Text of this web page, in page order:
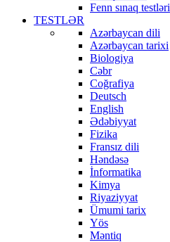
Fenn sınaq testləri
TESTLƏR
Azərbaycan dili
Azərbaycan tarixi
Biologiya
Cəbr
Coğrafiya
Deutsch
English
Ədəbiyyat
Fizika
Fransız dili
Həndəsə
İnformatika
Kimya
Riyaziyyat
Ümumi tarix
Yös
Məntiq